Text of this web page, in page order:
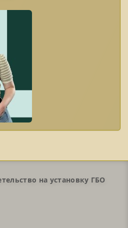
на установку ГБО